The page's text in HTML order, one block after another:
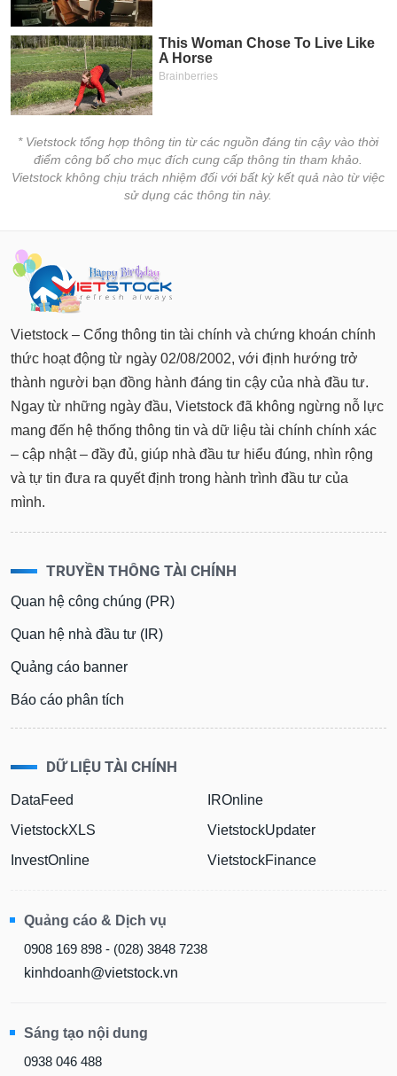
* Vietstock tổng hợp thông tin từ các nguồn đáng tin cậy vào thời
điểm công bố cho mục đích cung cấp thông tin tham khảo.
Vietstock không chịu trách nhiệm đối với bất kỳ kết quả nào từ việc
sử dụng các thông tin này.
Vietstock – Cổng thông tin tài chính và chứng khoán chính
thức hoạt động từ ngày 02/08/2002, với định hướng trở
thành người bạn đồng hành đáng tin cậy của nhà đầu tư.
Ngay từ những ngày đầu, Vietstock đã không ngừng nỗ lực
mang đến hệ thống thông tin và dữ liệu tài chính chính xác
– cập nhật – đầy đủ, giúp nhà đầu tư hiểu đúng, nhìn rộng
và tự tin đưa ra quyết định trong hành trình đầu tư của
mình.
TRUYỀN THÔNG TÀI CHÍNH
Quan hệ công chúng (PR)
Quan hệ nhà đầu tư (IR)
Quảng cáo banner
Báo cáo phân tích
DỮ LIỆU TÀI CHÍNH
DataFeed
VietstockXLS
InvestOnline
IROnline
VietstockUpdater
VietstockFinance
Quảng cáo & Dịch vụ
0908 169 898 - (028) 3848 7238
kinhdoanh@vietstock.vn
Sáng tạo nội dung
0938 046 488